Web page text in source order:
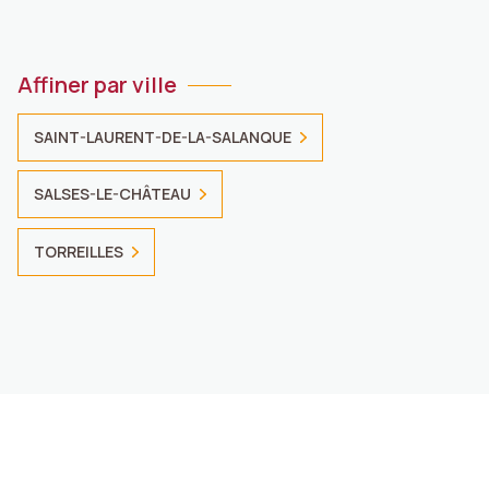
Affiner par ville
SAINT-LAURENT-DE-LA-SALANQUE
SALSES-LE-CHÂTEAU
TORREILLES